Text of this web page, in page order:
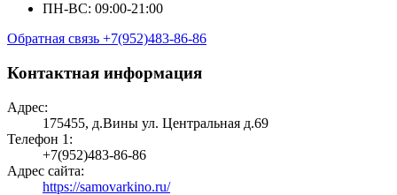
ПН-ВС: 09:00-21:00
Обратная связь +7(952)483-86-86
Контактная информация
Адрес:
175455, д.Вины ул. Центральная д.69
Телефон 1:
+7(952)483-86-86
Адрес сайта:
https://samovarkino.ru/